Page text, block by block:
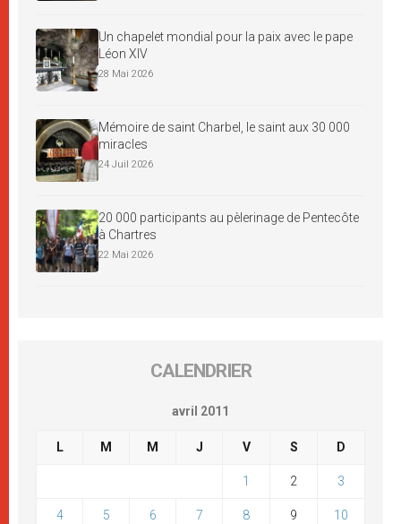
Un chapelet mondial pour la paix avec le pape
Léon XIV
28 Mai 2026
Mémoire de saint Charbel, le saint aux 30 000
miracles
24 Juil 2026
20 000 participants au pèlerinage de Pentecôte
à Chartres
22 Mai 2026
CALENDRIER
avril 2011
L M M J V S D
1 2 3
4 5 6 7 8 9 10